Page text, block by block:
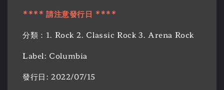
**** 請注意發行日 ****
分類：1. Rock 2. Classic Rock 3. Arena Rock
Label: Columbia
發行日: 2022/07/15